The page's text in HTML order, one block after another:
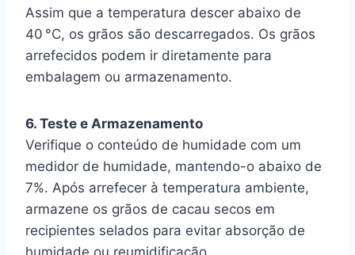
Assim que a temperatura descer abaixo de
40 °C, os grãos são descarregados. Os grãos
arrefecidos podem ir diretamente para
embalagem ou armazenamento.
6. Teste e Armazenamento
Verifique o conteúdo de humidade com um
medidor de humidade, mantendo-o abaixo de
7%. Após arrefecer à temperatura ambiente,
armazene os grãos de cacau secos em
recipientes selados para evitar absorção de
humidade ou reumidificação.